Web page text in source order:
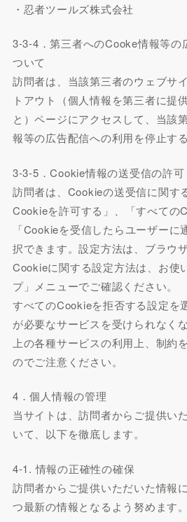
・忍者ツールズ株式会社
3-3-4．第三者へのCooke情報等の
ついて
訪問者は、当該第三者のウェブサ
トアウト（個人情報を第三者に提
と）ページにアクセスして、当該
報等の広告配信への利用を停止す
3-3-5．Cookie情報の送受信の許可
訪問者は、Cookieの送受信に関す
Cookieを許可する」、「すべての
「Cookieを受信したらユーザーに
択できます。設定方法は、ブラウ
Cookieに関する設定方法は、お使
プ」メニューでご確認ください。
すべてのCookieを拒否する設定を
が必要なサービスを受けられなく
上の各種サービスの利用上、制約
のでご注意ください。
4．個人情報の管理
当サイトは、訪問者からご提供い
いて、以下を徹底します。
4-1. 情報の正確性の確保
訪問者からご提供いただいた情報
つ最新の情報となるよう努めます。